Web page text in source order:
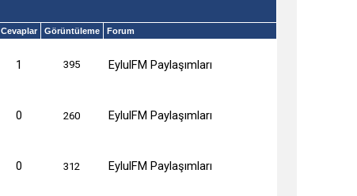
Cevaplar Görüntüleme Forum
1 395 EylulFM Paylaşımları
0 260 EylulFM Paylaşımları
0 312 EylulFM Paylaşımları